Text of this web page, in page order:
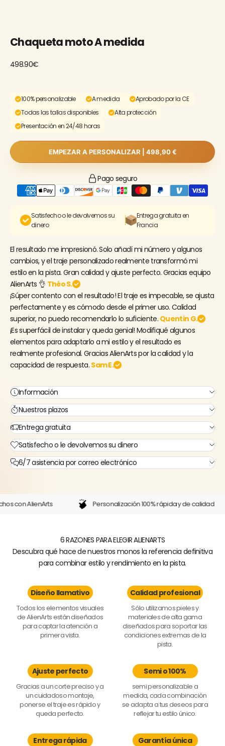
Chaqueta moto A medida
498.90€
100% personalizable A medida
Aprobado por la CE
Todas las tallas disponibles
Alta protección
Presentación en 24/48 horas
EMPEZAR A PERSONALIZAR | 498,90 €
Pago seguro
Satisfecho o le devolvemos su
dinero
Entrega gratuita en
Francia
El resultado me impresionó. Solo añadí mi número y algunos
cambios, y el traje personalizado realmente transformó mi
estilo en la pista. Gran calidad y ajuste perfecto. Gracias equipo
AlienArts 👌 Théo S.
¡Súper contento con el resultado! El traje es impecable, se ajusta
perfectamente y es cómodo desde el primer uso. Calidad
superior, no puedo recomendarlo lo suficiente. Quentin G.
¡Es superfácil de instalar y queda genial! Modifiqué algunos
elementos para adaptarlo a mi estilo y el resultado es
realmente profesional. Gracias AlienArts por la calidad y la
capacidad de respuesta. Sam E.
Información
Nuestros plazos
Entrega gratuita
Satisfecho o le devolvemos su dinero
6/7 asistencia por correo electrónico
con AlienArts Personalización 100% rápida y de calidad
6 RAZONES PARA ELEGIR ALIENARTS
Descubra qué hace de nuestros monos la referencia definitiva
para combinar estilo y rendimiento en la pista.
Diseño llamativo
Todos los elementos visuales
de AlienArts están diseñados
para captar la atención a
primera vista.
Calidad profesional
Sólo utilizamos pieles y
materiales de alta gama
diseñados para soportar las
condiciones extremas de la
pista.
Ajuste perfecto
Gracias a un corte preciso y a
un cuidadoso montaje,
ponerse el traje es rápido y
queda perfecto.
Semi o 100%
semi personalizable a
medida, cada combinación
se adapta a tus deseos para
reflejar tu estilo único.
Entrega rápida Garantía única